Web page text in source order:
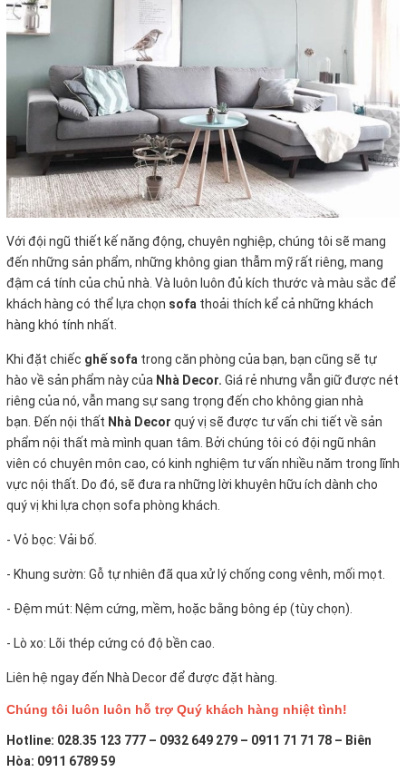
Với đội ngũ thiết kế năng động, chuyên nghiệp, chúng tôi sẽ mang
đến những sản phẩm, những không gian thẫm mỹ rất riêng, mang
đậm cá tính của chủ nhà. Và luôn luôn đủ kích thước và màu sắc để
khách hàng có thể lựa chọn sofa thoải thích kể cả những khách
hàng khó tính nhất.
Khi đặt chiếc ghế sofa trong căn phòng của bạn, bạn cũng sẽ tự
hào về sản phẩm này của Nhà Decor. Giá rẻ nhưng vẫn giữ được nét
riêng của nó, vẫn mang sự sang trọng đến cho không gian nhà
bạn. Đến nội thất Nhà Decor quý vị sẽ được tư vấn chi tiết về sản
phẩm nội thất mà mình quan tâm. Bởi chúng tôi có đội ngũ nhân
viên có chuyên môn cao, có kinh nghiệm tư vấn nhiều năm trong lĩnh
vực nội thất. Do đó, sẽ đưa ra những lời khuyên hữu ích dành cho
quý vị khi lựa chọn sofa phòng khách.
- Vỏ bọc: Vải bố.
- Khung sườn: Gỗ tự nhiên đã qua xử lý chống cong vênh, mối mọt.
- Đệm mút: Nệm cứng, mềm, hoặc bằng bông ép (tùy chọn).
- Lò xo: Lõi thép cứng có độ bền cao.
Liên hệ ngay đến Nhà Decor để được đặt hàng.
Chúng tôi luôn luôn hỗ trợ Quý khách hàng nhiệt tình!
Hotline: 028.35 123 777 – 0932 649 279 – 0911 71 71 78 – Biên
Hòa: 0911 6789 59